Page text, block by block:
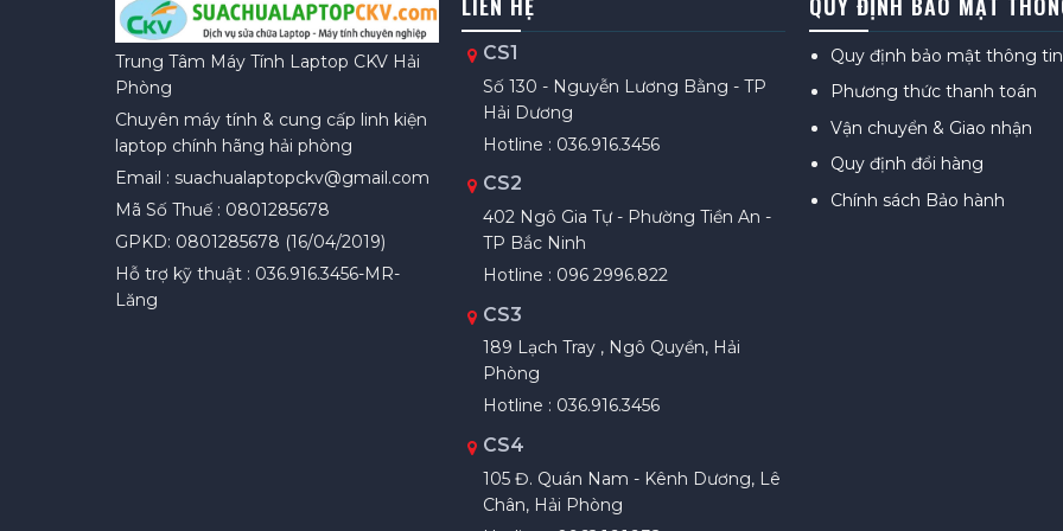
Trung Tâm Máy Tính Laptop CKV Hải
Phòng
Chuyên máy tính & cung cấp linh kiện
laptop chính hãng hải phòng
Email : suachualaptopckv@gmail.com
Mã Số Thuế : 0801285678
GPKD: 0801285678 (16/04/2019)
Hỗ trợ kỹ thuật : 036.916.3456-MR-
Lăng
CS1
Số 130 - Nguyễn Lương Bằng - TP
Hải Dương
Hotline : 036.916.3456
CS2
402 Ngô Gia Tự - Phường Tiền An -
TP Bắc Ninh
Hotline : 096 2996.822
CS3
189 Lạch Tray , Ngô Quyền, Hải
Phòng
Hotline : 036.916.3456
CS4
105 Đ. Quán Nam - Kênh Dương, Lê
Chân, Hải Phòng
Quy định bảo mật thông tin
Phương thức thanh toán
Vận chuyển & Giao nhận
Quy định đổi hàng
Chính sách Bảo hành